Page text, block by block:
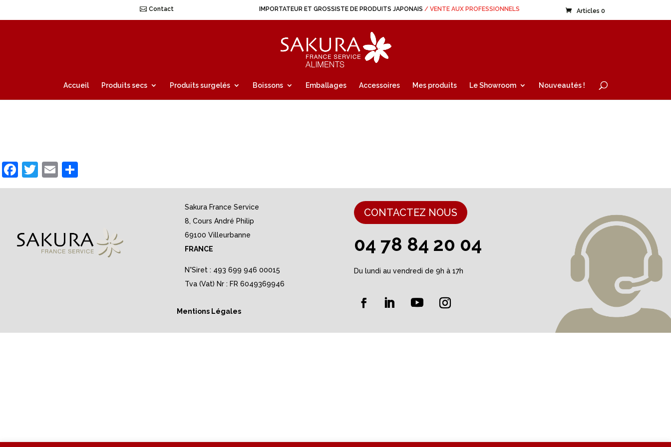
IMPORTATEUR ET GROSSISTE DE PRODUITS JAPONAIS / VENTE AUX PROFESSIONNELS
Contact Articles 0
Accueil Produits secs Produits surgelés Boissons Emballages Accessoires Mes produits Le Showroom Nouveautés !
Facebook
Twitter
Email
Sakura France Service
8, Cours André Philip
69100 Villeurbanne
FRANCE
N°Siret : 493 699 946 00015
Tva (Vat) Nr : FR 6049369946
Mentions Légales
CONTACTEZ NOUS
04 78 84 20 04
Du lundi au vendredi de 9h à 17h